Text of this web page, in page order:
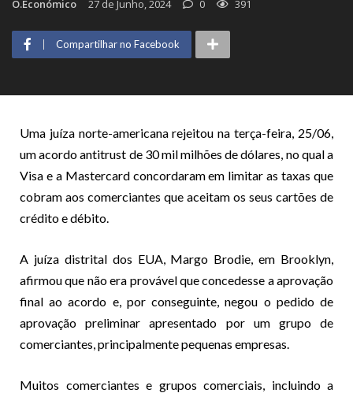
O.Económico 27 de Junho, 2024 0 391
Compartilhar no Facebook
Uma juíza norte-americana rejeitou na terça-feira, 25/06,
um acordo antitrust de 30 mil milhões de dólares, no qual a
Visa e a Mastercard concordaram em limitar as taxas que
cobram aos comerciantes que aceitam os seus cartões de
crédito e débito.
A juíza distrital dos EUA, Margo Brodie, em Brooklyn,
afirmou que não era provável que concedesse a aprovação
final ao acordo e, por conseguinte, negou o pedido de
aprovação preliminar apresentado por um grupo de
comerciantes, principalmente pequenas empresas.
Muitos comerciantes e grupos comerciais, incluindo a